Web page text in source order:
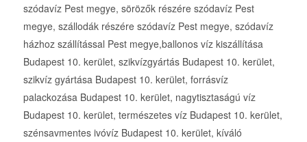
szódavíz Pest megye, sörözők részére szódavíz Pest
megye, szállodák részére szódavíz Pest megye, szódavíz
házhoz szállítással Pest megye,ballonos víz kiszállítása
Budapest 10. kerület, szikvízgyártás Budapest 10. kerület,
szikvíz gyártása Budapest 10. kerület, forrásvíz
palackozása Budapest 10. kerület, nagytisztaságú víz
Budapest 10. kerület, természetes víz Budapest 10. kerület,
szénsavmentes ivóvíz Budapest 10. kerület, kíváló